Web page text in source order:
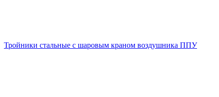
Тройники стальные с шаровым краном воздушника ППУ